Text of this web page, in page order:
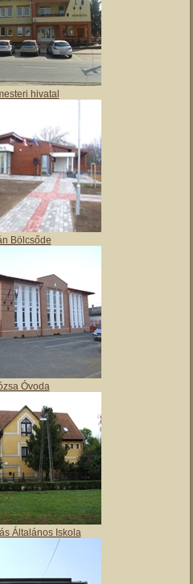
hivatal
Bölcsőde
Óvoda
Általános Iskola